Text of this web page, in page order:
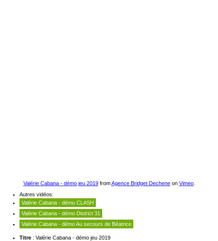
Valérie Cabana - démo jeu 2019fromAgence Bridget Decheneon Vimeo.
Autres vidéos:
Valérie Cabana - démo CLASH
Valérie Cabana - démo District 31
Valérie Cabana - démo Au secours de Béatrice
Titre : Valérie Cabana - démo jeu 2019